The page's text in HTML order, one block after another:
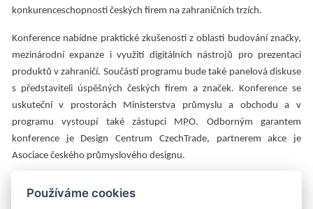
konkurenceschopnosti českých firem na zahraničních trzích.
Konference nabídne praktické zkušenosti z oblasti budování značky,
mezinárodní expanze i využití digitálních nástrojů pro prezentaci
produktů v zahraničí. Součástí programu bude také panelová diskuse
s představiteli úspěšných českých firem a značek. Konference se
uskuteční v prostorách Ministerstva průmyslu a obchodu a v
programu vystoupí také zástupci MPO. Odborným garantem
konference je Design Centrum CzechTrade, partnerem akce je
Asociace českého průmyslového designu.
součástí širší podpory kreativních průmyslů, internacionalizace
Používáme cookies